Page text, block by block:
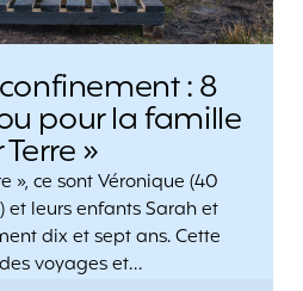
: 8
pour la famille
»
», ce sont Véronique (40
et leurs enfants Sarah et
dix et sept ans. Cette
voyages et…